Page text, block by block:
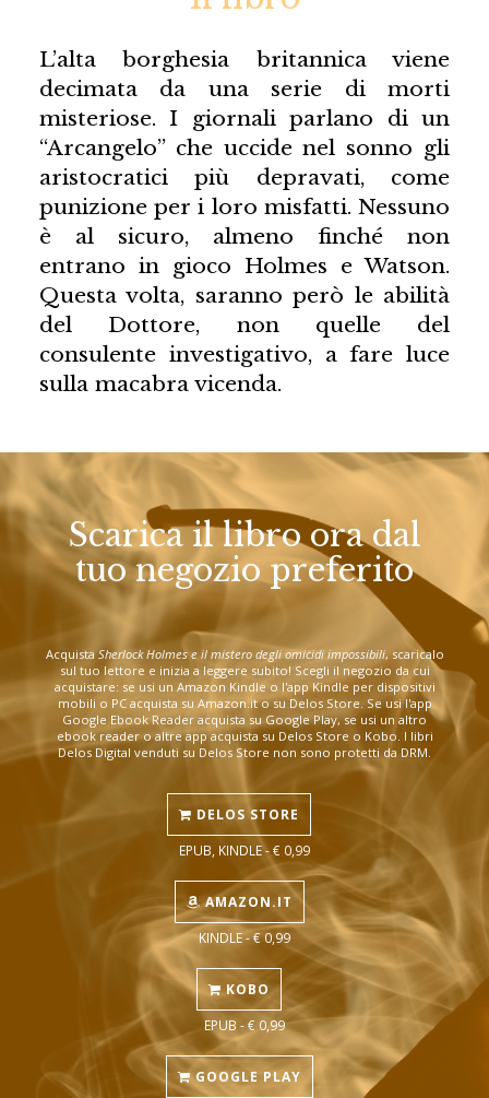
L’alta borghesia britannica viene
decimata da una serie di morti
misteriose. I giornali parlano di un
“Arcangelo” che uccide nel sonno gli
aristocratici più depravati, come
punizione per i loro misfatti. Nessuno
è al sicuro, almeno finché non
entrano in gioco Holmes e Watson.
Questa volta, saranno però le abilità
del Dottore, non quelle del
consulente investigativo, a fare luce
sulla macabra vicenda.
Scarica il libro ora dal
tuo negozio preferito
AcquistaSherlock Holmes e il mistero degli omicidi impossibili, scaricalo
sul tuo lettore e inizia a leggere subito! Scegli il negozio da cui
acquistare: se usi un Amazon Kindle o l'app Kindle per dispositivi
mobili o PC acquista su Amazon.it o su Delos Store. Se usi l'app
Google Ebook Reader acquista su Google Play, se usi un altro
ebook reader o altre app acquista su Delos Store o Kobo. I libri
Delos Digital venduti su Delos Store non sono protetti da DRM.
DELOS STORE
EPUB, KINDLE - € 0,99
AMAZON.IT
KINDLE - € 0,99
KOBO
EPUB - € 0,99
GOOGLE PLAY